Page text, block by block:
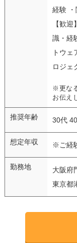
経験
【歓
識・経
トウ
ロジェ
※更な
お伝え
推奨年齢 30代
想定年収 ※ご経
勤務地
大阪府
東京都